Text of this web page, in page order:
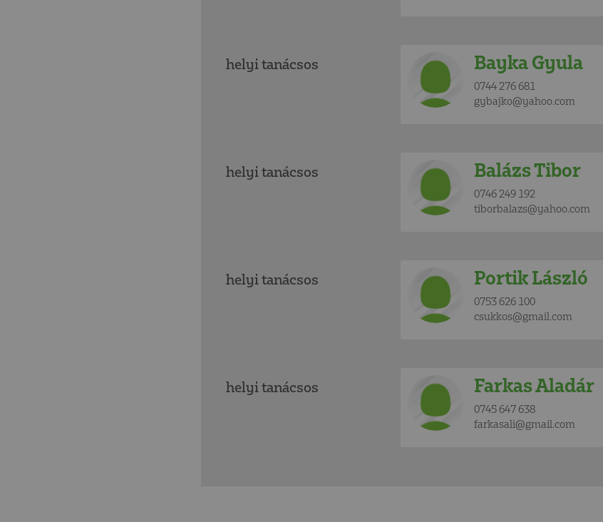
helyi tanácsos Bayka Gyula
0744 276 681
gybajko@yahoo.com
helyi tanácsos Balázs Tibor
0746 249 192
tiborbalazs@yahoo.com
helyi tanácsos Portik László
0753 626 100
csukkos@gmail.com
helyi tanácsos Farkas Aladár
0745 647 638
farkasali@gmail.com